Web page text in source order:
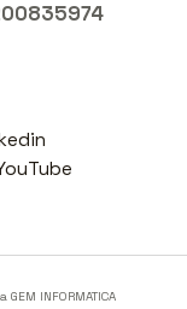
GEM INFORMATICA